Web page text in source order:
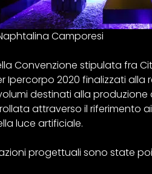
Camporesi
Convenzione stipulata fra
Ipercorpo 2020 finalizzati
destinati alla
attraverso il riferimento
luce artificiale.
progettuali sono state